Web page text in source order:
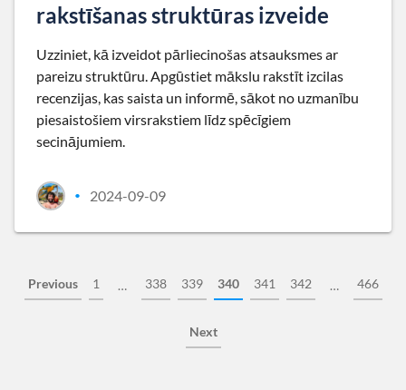
rakstīšanas struktūras izveide
Uzziniet, kā izveidot pārliecinošas atsauksmes ar
pareizu struktūru. Apgūstiet mākslu rakstīt izcilas
recenzijas, kas saista un informē, sākot no uzmanību
piesaistošiem virsrakstiem līdz spēcīgiem
secinājumiem.
• 2024-09-09
Previous 1 … 338 339 340 341 342 … 466
Next